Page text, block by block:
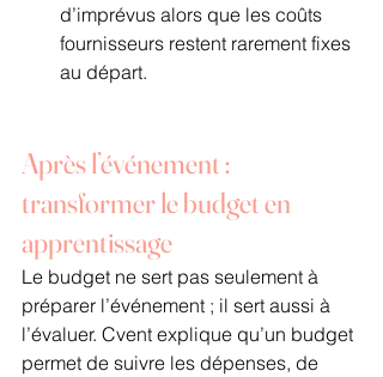
d’imprévus alors que les coûts
fournisseurs restent rarement fixes
au départ.
Après l’événement :
transformer le budget en
apprentissage
Le budget ne sert pas seulement à
préparer l’événement ; il sert aussi à
l’évaluer. Cvent explique qu’un budget
permet de suivre les dépenses, de